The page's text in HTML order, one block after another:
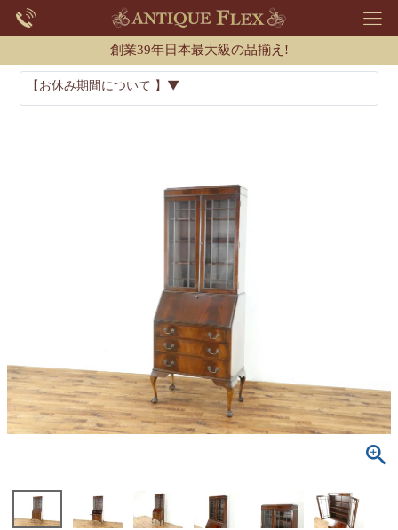
創業39年日本最大級の品揃え!
【お休み期間について 】▼